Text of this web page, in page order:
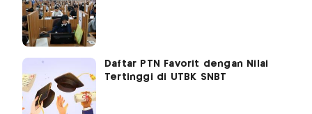
Daftar PTN Favorit dengan Nilai
Tertinggi di UTBK SNBT